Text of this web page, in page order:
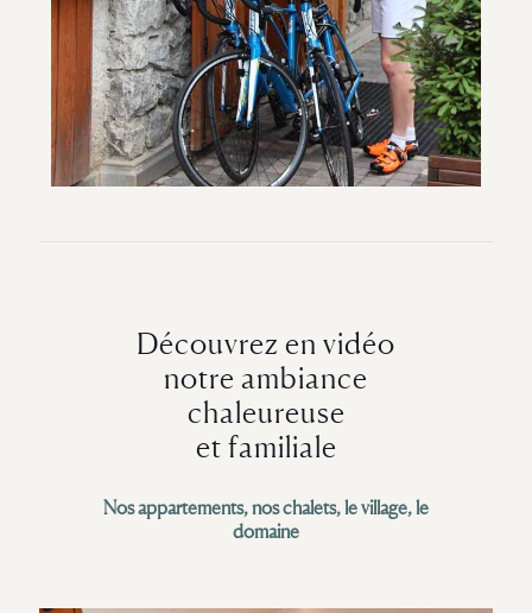
Découvrez en vidéo
notre ambiance
chaleureuse
et familiale
Nos appartements, nos chalets, le village, le
domaine